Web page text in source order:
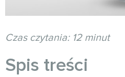
Czas czytania: 12 minut
Spis treści